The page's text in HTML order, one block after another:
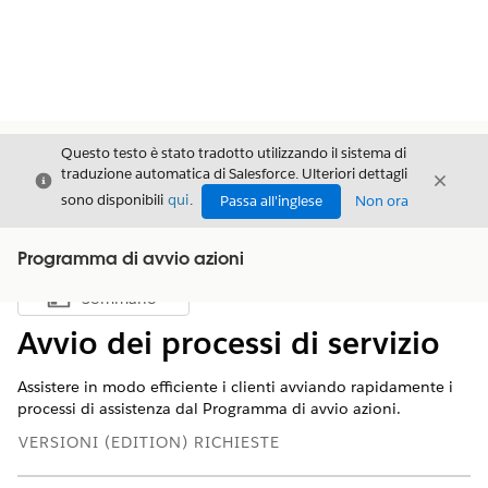
Chiudi
Questo testo è stato tradotto utilizzando il sistema di
traduzione automatica di Salesforce. Ulteriori dettagli
sono disponibili qui. Passa all'inglese Non ora
Chiudi
Programma di avvio azioni
Mostra sommario
Sommario
Avvio dei processi di servizio
Assistere in modo efficiente i clienti avviando rapidamente i
processi di assistenza dal Programma di avvio azioni.
VERSIONI (EDITION) RICHIESTE